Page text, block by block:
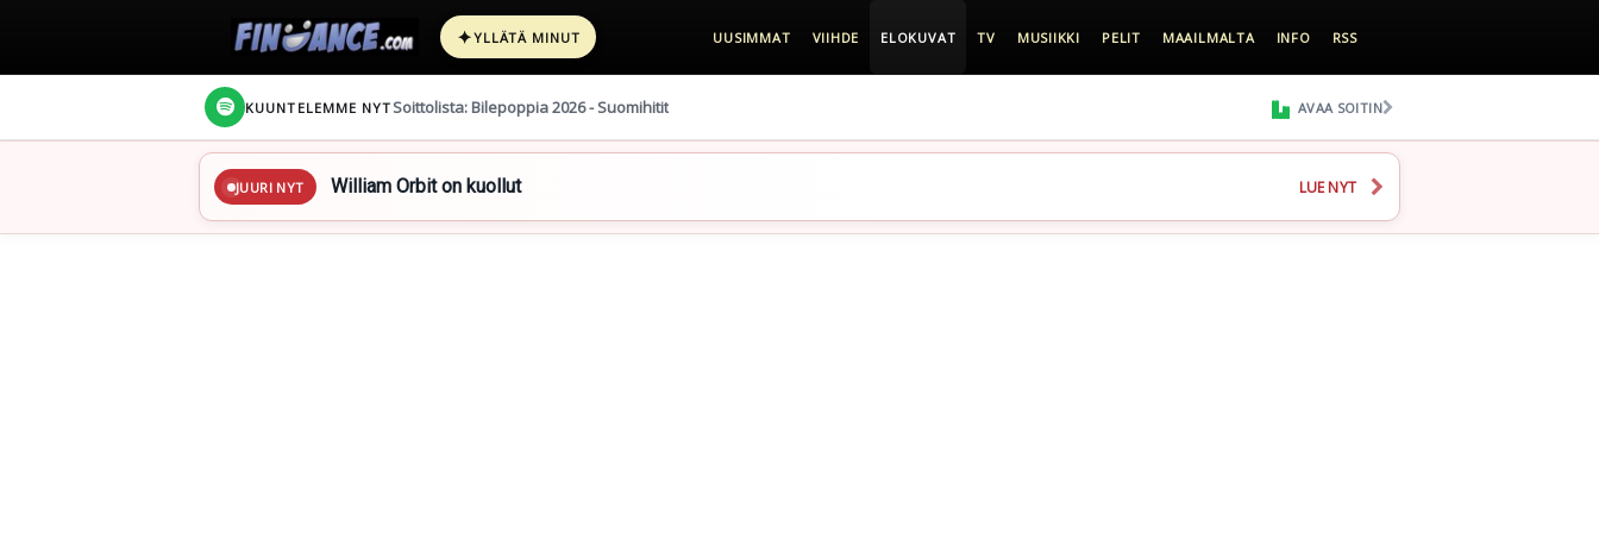
✦YLLÄTÄ MINUT UUSIMMAT VIIHDE ELOKUVAT TV MUSIIKKI PELIT MAAILMALTA INFO RSS
KUUNTELEMME NYT Soittolista: Bilepoppia 2026 - Suomihitit AVAA SOITIN
JUURI NYT William Orbit on kuollut LUE NYT